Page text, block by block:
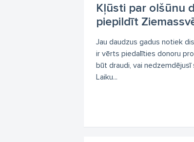
Kļūsti par olšūnu
piepildīt
Jau daudzus gadus notiek
ir vērts piedalīties donoru
būt draudi, vai
Laiku...